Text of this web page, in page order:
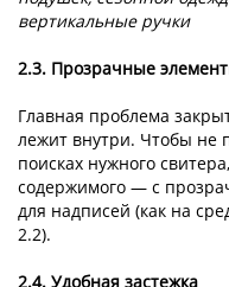
вертикальные ручки
2.3. Прозрачные
Главная проблема
лежит внутри. Чтобы не
поисках нужного
содержимого — с
для надписей (как на
2.2).
2.4. Удобная застежка